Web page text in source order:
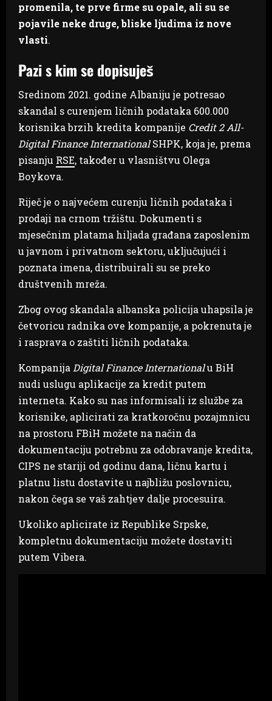
promenila, te prve firme su opale, ali su se
pojavile neke druge, bliske ljudima iz nove
vlasti.
Pazi s kim se dopisuješ
Sredinom 2021. godine Albaniju je potresao
skandal s curenjem ličnih podataka 600.000
korisnika brzih kredita kompanije Credit 2 All-
Digital Finance InternationalSHPK, koja je, prema
pisanju RSE, također u vlasništvu Olega
Boykova.
Riječ je o najvećem curenju ličnih podataka i
prodaji na crnom tržištu. Dokumenti s
mjesečnim platama hiljada građana zaposlenim
u javnom i privatnom sektoru, uključujući i
poznata imena, distribuirali su se preko
društvenih mreža.
Zbog ovog skandala albanska policija uhapsila je
četvoricu radnika ove kompanije, a pokrenuta je
i rasprava o zaštiti ličnih podataka.
KompanijaDigital Finance Internationalu BiH
nudi uslugu aplikacije za kredit putem
interneta. Kako su nas informisali iz službe za
korisnike, aplicirati za kratkoročnu pozajmnicu
na prostoru FBiH možete na način da
dokumentaciju potrebnu za odobravanje kredita,
CIPS ne stariji od godinu dana, ličnu kartu i
platnu listu dostavite u najbližu poslovnicu,
nakon čega se vaš zahtjev dalje procesuira.
Ukoliko aplicirate iz Republike Srpske,
kompletnu dokumentaciju možete dostaviti
putem Vibera.